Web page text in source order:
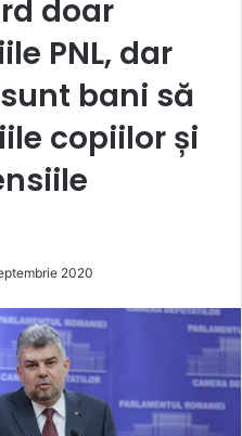
doar
PNL, dar
bani să
copiilor și
2020